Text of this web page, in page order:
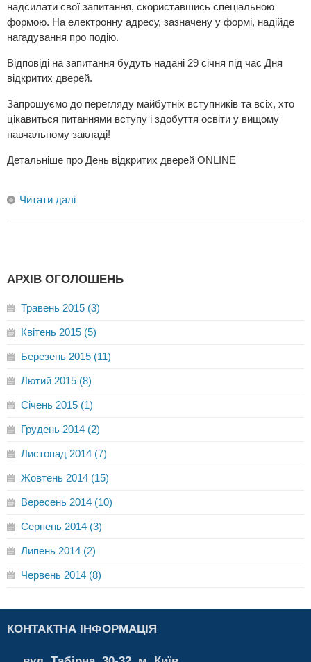
надсилати свої запитання, скориставшись спеціальною
формою. На електронну адресу, зазначену у формі, надійде
нагадування про подію.
Відповіді на запитання будуть надані 29 січня під час Дня
відкритих дверей.
Запрошуємо до перегляду майбутніх вступників та всіх, хто
цікавиться питаннями вступу і здобуття освіти у вищому
навчальному закладі!
Детальніше про День відкритих дверей ONLINE
Читати далі
АРХІВ ОГОЛОШЕНЬ
Травень 2015 (3)
Квітень 2015 (5)
Березень 2015 (11)
Лютий 2015 (8)
Січень 2015 (1)
Грудень 2014 (2)
Листопад 2014 (7)
Жовтень 2014 (15)
Вересень 2014 (10)
Серпень 2014 (3)
Липень 2014 (2)
Червень 2014 (8)
КОНТАКТНА ІНФОРМАЦІЯ